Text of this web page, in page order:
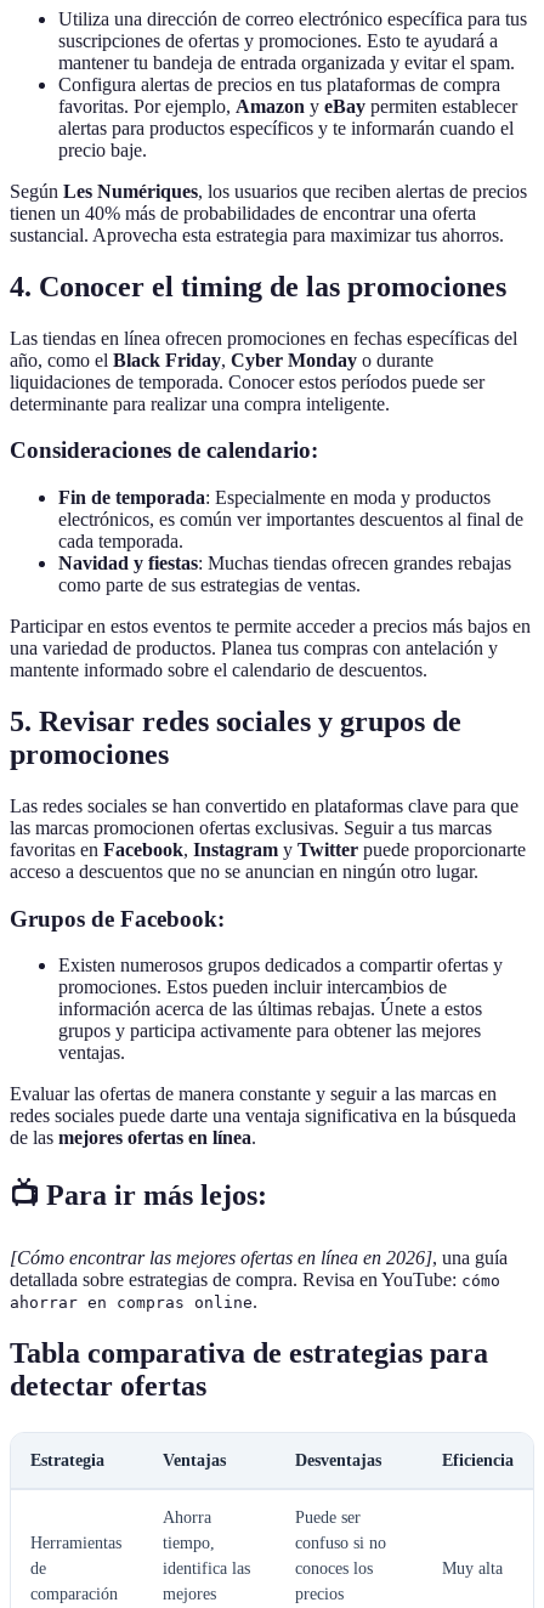
Utiliza una dirección de correo electrónico específica para tus
suscripciones de ofertas y promociones. Esto te ayudará a
mantener tu bandeja de entrada organizada y evitar el spam.
Configura alertas de precios en tus plataformas de compra
favoritas. Por ejemplo, Amazon y eBay permiten establecer
alertas para productos específicos y te informarán cuando el
precio baje.
Según Les Numériques, los usuarios que reciben alertas de precios
tienen un 40% más de probabilidades de encontrar una oferta
sustancial. Aprovecha esta estrategia para maximizar tus ahorros.
4. Conocer el timing de las promociones
Las tiendas en línea ofrecen promociones en fechas específicas del
año, como el Black Friday, Cyber Monday o durante
liquidaciones de temporada. Conocer estos períodos puede ser
determinante para realizar una compra inteligente.
Consideraciones de calendario:
Fin de temporada: Especialmente en moda y productos
electrónicos, es común ver importantes descuentos al final de
cada temporada.
Navidad y fiestas: Muchas tiendas ofrecen grandes rebajas
como parte de sus estrategias de ventas.
Participar en estos eventos te permite acceder a precios más bajos en
una variedad de productos. Planea tus compras con antelación y
mantente informado sobre el calendario de descuentos.
5. Revisar redes sociales y grupos de
promociones
Las redes sociales se han convertido en plataformas clave para que
las marcas promocionen ofertas exclusivas. Seguir a tus marcas
favoritas en Facebook, Instagram y Twitter puede proporcionarte
acceso a descuentos que no se anuncian en ningún otro lugar.
Grupos de Facebook:
Existen numerosos grupos dedicados a compartir ofertas y
promociones. Estos pueden incluir intercambios de
información acerca de las últimas rebajas. Únete a estos
grupos y participa activamente para obtener las mejores
ventajas.
Evaluar las ofertas de manera constante y seguir a las marcas en
redes sociales puede darte una ventaja significativa en la búsqueda
de las mejores ofertas en línea.
📺 Para ir más lejos:
[Cómo encontrar las mejores ofertas en línea en 2026], una guía
detallada sobre estrategias de compra. Revisa en YouTube: cómo
ahorrar en compras online.
Tabla comparativa de estrategias para
detectar ofertas
Estrategia Ventajas Desventajas Eficiencia
Herramientas
de
comparación
Ahorra
tiempo,
identifica las
mejores
Puede ser
confuso si no
conoces los
precios
Muy alta